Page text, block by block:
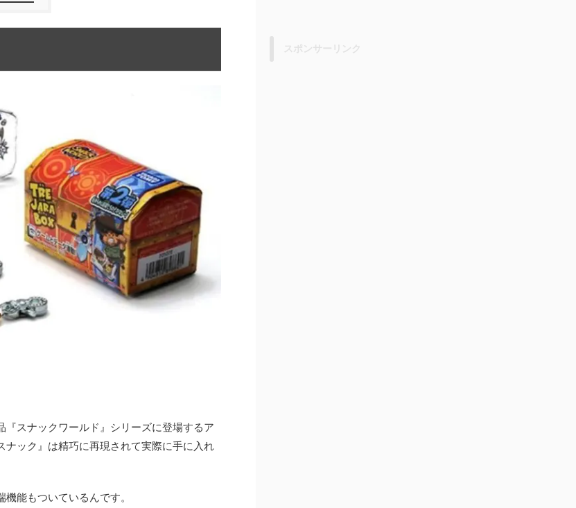
『スナックワールド』シリーズに登場するア
ック』は精巧に再現されて実際に手に入れ
能もついているんです。